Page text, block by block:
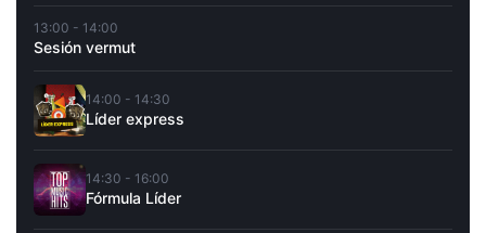
13:00 - 14:00
Sesión vermut
14:00 - 14:30
Líder express
14:30 - 16:00
Fórmula Líder